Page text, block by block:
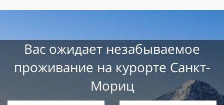
Вас ожидает незабываемое
проживание на курорте Санкт-
Мориц